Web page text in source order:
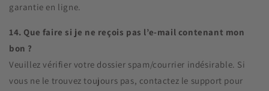
garantie en ligne.
14. Que faire si je ne reçois pas l’e-mail contenant mon
bon ?
Veuillez vérifier votre dossier spam/courrier indésirable. Si
vous ne le trouvez toujours pas, contactez le support pour